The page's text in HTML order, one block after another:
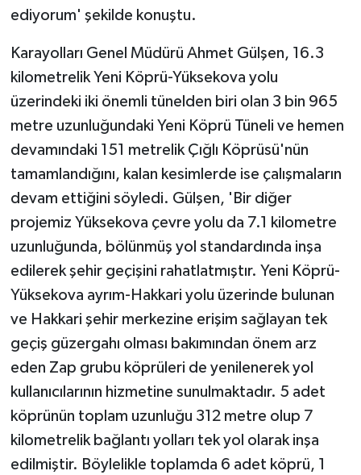
ediyorum' şekilde konuştu.
Karayolları Genel Müdürü Ahmet Gülşen, 16.3
kilometrelik Yeni Köprü-Yüksekova yolu
üzerindeki iki önemli tünelden biri olan 3 bin 965
metre uzunluğundaki Yeni Köprü Tüneli ve hemen
devamındaki 151 metrelik Çığlı Köprüsü'nün
tamamlandığını, kalan kesimlerde ise çalışmaların
devam ettiğini söyledi. Gülşen, 'Bir diğer
projemiz Yüksekova çevre yolu da 7.1 kilometre
uzunluğunda, bölünmüş yol standardında inşa
edilerek şehir geçişini rahatlatmıştır. Yeni Köprü-
Yüksekova ayrım-Hakkari yolu üzerinde bulunan
ve Hakkari şehir merkezine erişim sağlayan tek
geçiş güzergahı olması bakımından önem arz
eden Zap grubu köprüleri de yenilenerek yol
kullanıcılarının hizmetine sunulmaktadır. 5 adet
köprünün toplam uzunluğu 312 metre olup 7
kilometrelik bağlantı yolları tek yol olarak inşa
edilmiştir. Böylelikle toplamda 6 adet köprü, 1